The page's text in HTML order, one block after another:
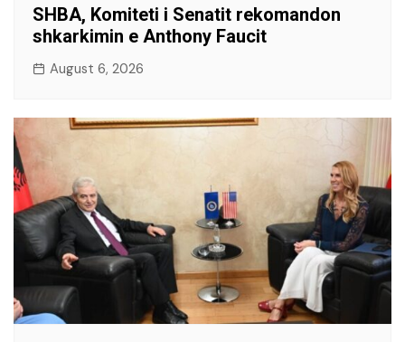
SHBA, Komiteti i Senatit rekomandon
shkarkimin e Anthony Faucit
August 6, 2026